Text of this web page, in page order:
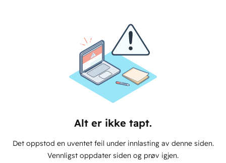
Alt er ikke tapt.
Det oppstod en uventet feil under innlasting av denne siden.
Vennligst oppdater siden og prøv igjen.